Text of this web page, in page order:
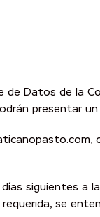
Datos de la
presentar
siguientes a
se